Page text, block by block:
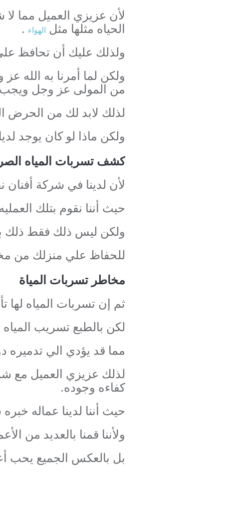
لأن عزيزي العميل مما
الحياه مثلها مثل الهواء .
ولذلك عليك أن تحافظ
ولكن لما أمرنا به الله
من المولى عز وجل ويجب
لذلك لابد لك من الحرض
ولكن ماذا لو كان يوجد
كشف تسربات المياه الصرف
لأن لدينا في شركة
حيث أننا نقوم بتلك
ولكن ليس ذلك فقط ذلك
للحفاظ علي منزلك من
مخاطر تسربات المياة
ثم إن تسربات المياه
لكن بالطبع تسريب
مما قد يؤدي الي تدميره
لذلك عزيزي العميل مع
كفاءه وجوده.
حيث أننا لدينا عماله
ولأننا قمنا بالعديد من
بل بالعكس الجميع يحب